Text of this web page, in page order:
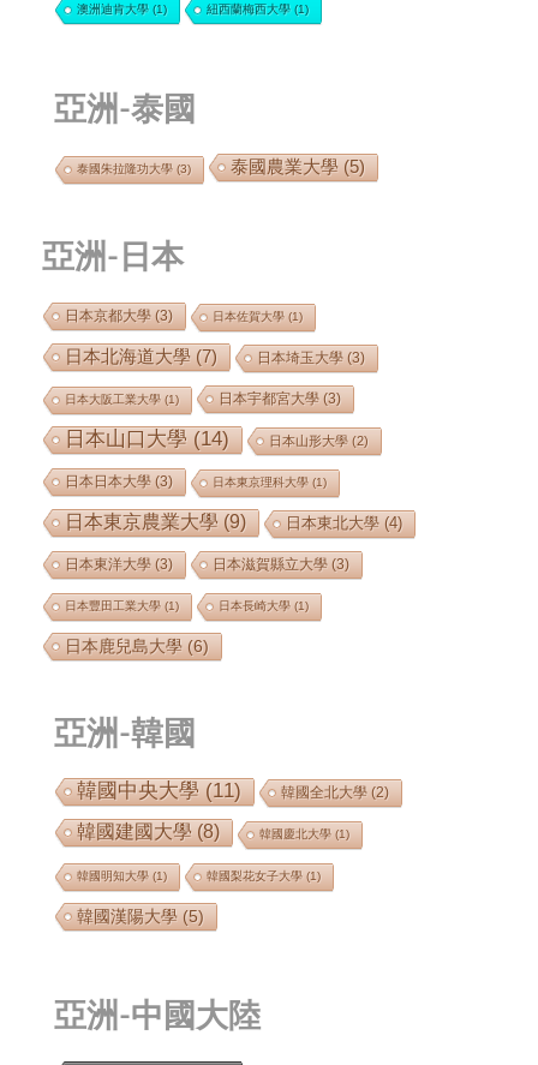
澳洲迪肯大學(1) 紐西蘭梅西大學(1)
亞洲-泰國
泰國朱拉隆功大學 (3) 泰國農業大學 (5)
亞洲-日本
日本京都大學 (3) 日本佐賀大學 (1)
日本北海道大學 (7) 日本埼玉大學 (3)
日本大阪工業大學 (1) 日本宇都宮大學 (3)
日本山口大學(14) 日本山形大學 (2)
日本日本大學 (3) 日本東京理科大學 (1)
日本東京農業大學 (9) 日本東北大學 (4)
日本東洋大學 (3) 日本滋賀縣立大學 (3)
日本豐田工業大學 (1) 日本長崎大學 (1)
日本鹿兒島大學 (6)
亞洲-韓國
韓國中央大學(11) 韓國全北大學 (2)
韓國建國大學 (8) 韓國慶北大學 (1)
韓國明知大學 (1) 韓國梨花女子大學 (1)
韓國漢陽大學 (5)
亞洲-中國大陸